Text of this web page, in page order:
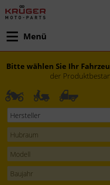
Menü
Bitte wählen Sie Ihr
der